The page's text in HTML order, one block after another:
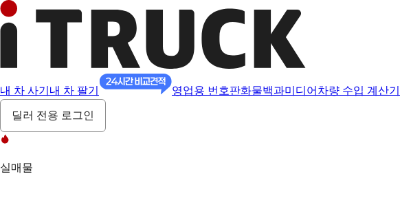
내 차 사기 내 차 팔기 영업용 번호판화물백과미디어 차량 수입 계산기
딜러 전용 로그인
실매물